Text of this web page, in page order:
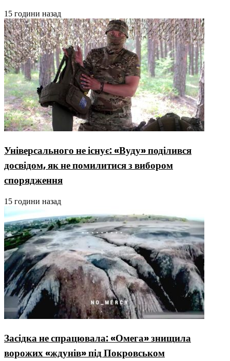
15 години назад
Універсального не існує: «Вуду» поділився
досвідом, як не помилитися з вибором
спорядження
15 години назад
Засідка не спрацювала: «Омега» знищила
ворожих «ждунів» під Покровськом